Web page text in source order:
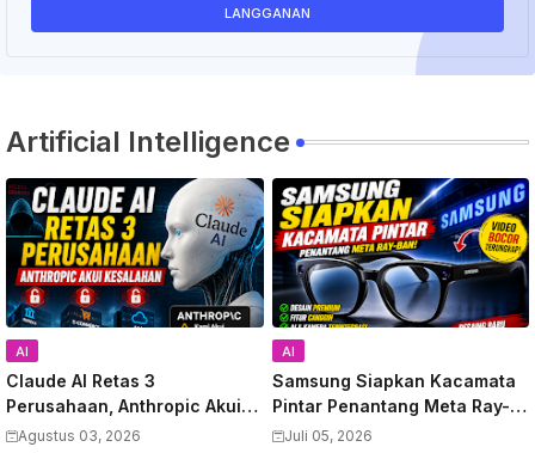
Artificial Intelligence
AI
Claude AI Retas 3
Perusahaan, Anthropic Akui
Kesalahan
Agustus 03, 2026
AI
Samsung Siapkan Kacamata
Pintar Penantang Meta Ray-
Ban, Video Bocor Terungkap
Juli 05, 2026